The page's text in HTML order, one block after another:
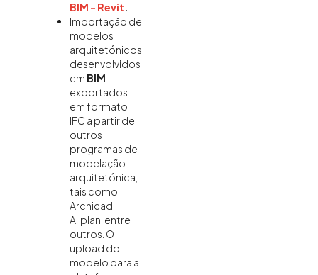
BIM - Revit.
Importação de
modelos
arquitetónicos
desenvolvidos
em BIM
exportados
em formato
IFC a partir de
outros
programas de
modelação
arquitetónica,
tais como
Archicad,
Allplan, entre
outros. O
upload do
modelo para a